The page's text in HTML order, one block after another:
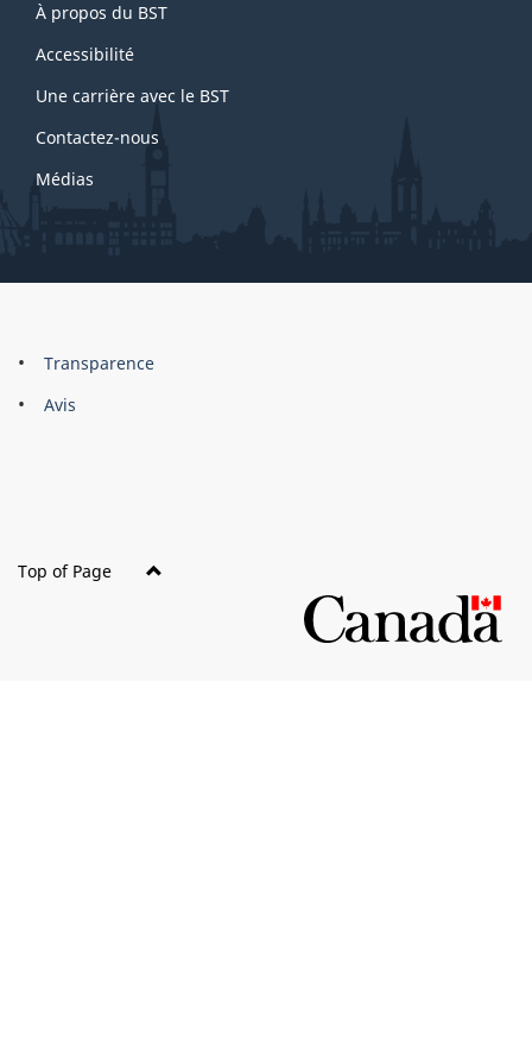
this
site
À propos du BST
Accessibilité
Une carrière avec le BST
Contactez-nous
Médias
About
this
Brand
Transparence
Avis
Top of Page